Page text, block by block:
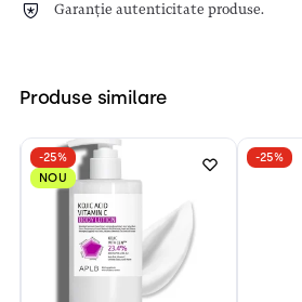
Garanție autenticitate produse.
Produse similare
-25%
NOU
-25%